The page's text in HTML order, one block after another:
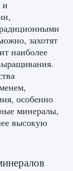
0
и
захотят
наиболее
особенно
минералы,
высокую